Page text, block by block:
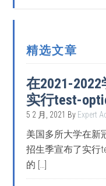
精选文章
在2021-
实行test-
5 2 月, 2021 By Expert
美国多所大学在新
招生季宣布了实行
的 […]